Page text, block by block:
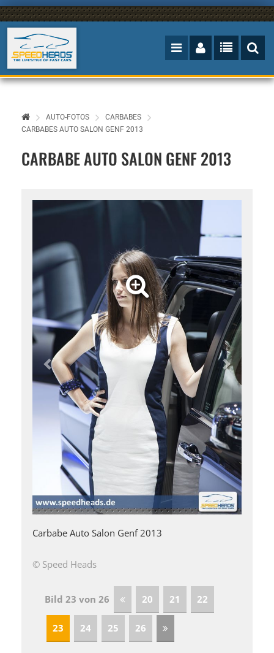
AUTO-FOTOS
CARBABES
CARBABES AUTO SALON GENF 2013
CARBABE AUTO SALON GENF 2013
Carbabe Auto Salon Genf 2013
© Speed Heads
Bild 23 von 26 20 21 22
23 24 25 26